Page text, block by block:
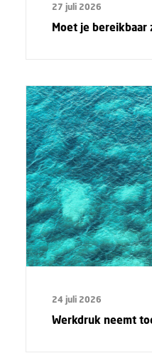
27 juli 2026
Moet je bereikbaar
24 juli 2026
Werkdruk neemt